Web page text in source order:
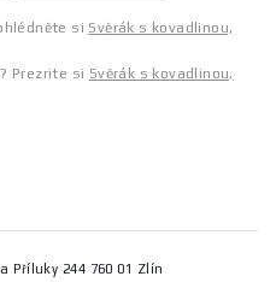
si Svěrák s kovadlinou,
Prezrite si Svěrák s kovadlinou,
Příluky 244 760 01 Zlín